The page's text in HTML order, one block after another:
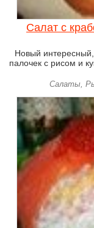
Салат с
Новый интересный,
палочек с рисом и
Салаты,